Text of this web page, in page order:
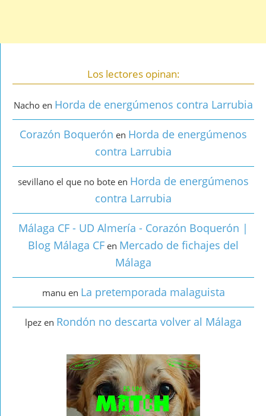
Los lectores opinan:
Nacho en Horda de energúmenos contra Larrubia
Corazón Boquerón en Horda de energúmenos
contra Larrubia
sevillano el que no bote en Horda de energúmenos
contra Larrubia
Málaga CF - UD Almería - Corazón Boquerón |
Blog Málaga CF en Mercado de fichajes del
Málaga
manu en La pretemporada malaguista
lpez en Rondón no descarta volver al Málaga